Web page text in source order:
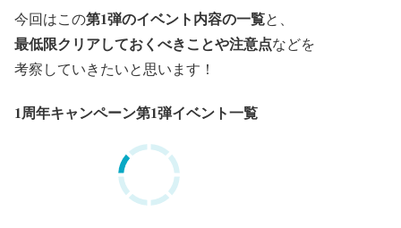
今回はこの第1弾のイベント内容の一覧と、
最低限クリアしておくべきことや注意点などを
考察していきたいと思います！
1周年キャンペーン第1弾イベント一覧